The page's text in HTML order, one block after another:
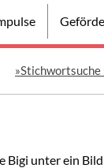
Bigi unter ein
»Stichwortsuche